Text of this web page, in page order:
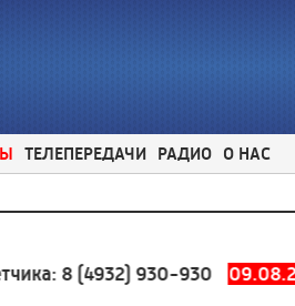
ТЕЛЕПЕРЕДАЧИ РАДИО О НАС
(4932) 930-930 09.08.2026